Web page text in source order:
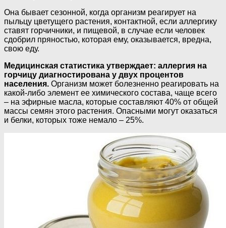
Она бывает сезонной, когда организм реагирует на
пыльцу цветущего растения, контактной, если аллергику
ставят горчичники, и пищевой, в случае если человек
сдобрил пряностью, которая ему, оказывается, вредна,
свою еду.
Медицинская статистика утверждает: аллергия на
горчицу диагностирована у двух процентов
населения. Организм может болезненно реагировать на
какой-либо элемент ее химического состава, чаще всего
– на эфирные масла, которые составляют 40% от общей
массы семян этого растения. Опасными могут оказаться
и белки, которых тоже немало – 25%.